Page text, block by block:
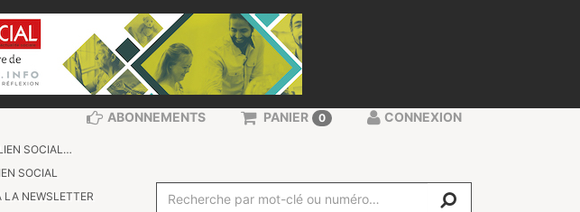
SOCIAL…
SOCIAL
LA NEWSLETTER
ABONNEMENTS PANIER 0 CONNEXION